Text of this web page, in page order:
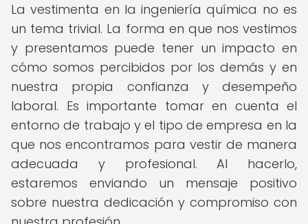
La vestimenta en la ingeniería química no es
un tema trivial. La forma en que nos vestimos
y presentamos puede tener un impacto en
cómo somos percibidos por los demás y en
nuestra propia confianza y desempeño
laboral. Es importante tomar en cuenta el
entorno de trabajo y el tipo de empresa en la
que nos encontramos para vestir de manera
adecuada y profesional. Al hacerlo,
estaremos enviando un mensaje positivo
sobre nuestra dedicación y compromiso con